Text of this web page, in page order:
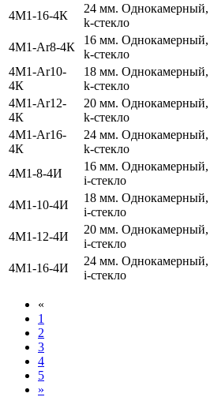
4М1-16-4К
24 мм. Однокамерный,
k-стекло
4М1-Ar8-4К
16 мм. Однокамерный,
k-стекло
4М1-Ar10-
4К
18 мм. Однокамерный,
k-стекло
4М1-Аr12-
4К
20 мм. Однокамерный,
k-стекло
4М1-Ar16-
4К
24 мм. Однокамерный,
k-стекло
4М1-8-4И
16 мм. Однокамерный,
i-стекло
4М1-10-4И
18 мм. Однокамерный,
i-стекло
4М1-12-4И
20 мм. Однокамерный,
i-стекло
4М1-16-4И
24 мм. Однокамерный,
i-стекло
«
1
2
3
4
5
»